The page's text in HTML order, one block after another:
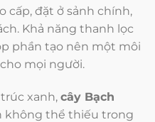
cấp, đặt ở sảnh chính,
Khả năng thanh lọc
phần tạo nên một môi
mọi người.
xanh, cây Bạch
không thể thiếu trong